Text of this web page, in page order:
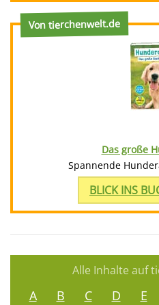
Von tierchenwelt.de
Das große
Spannende
BLICK INS
Alle Inhalte auf
A B C D E